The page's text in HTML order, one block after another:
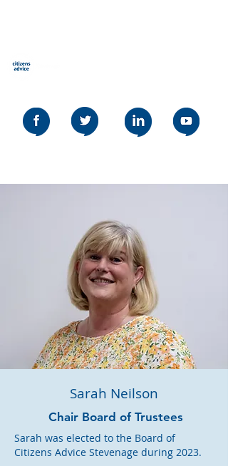
Sarah Neilson
Chair Board of Trustees
Sarah was elected to the Board of
Citizens Advice Stevenage during 2023.